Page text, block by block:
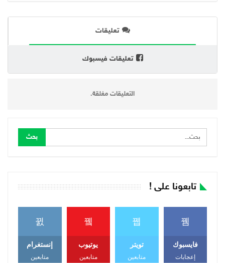
تعليقات
تعليقات فيسبوك
التعليقات مغلقة.
تابعونا على !
فايسبوك
إعجابات
تويتر
متابعين
يوتيوب
متابعين
إنستغرام
متابعين